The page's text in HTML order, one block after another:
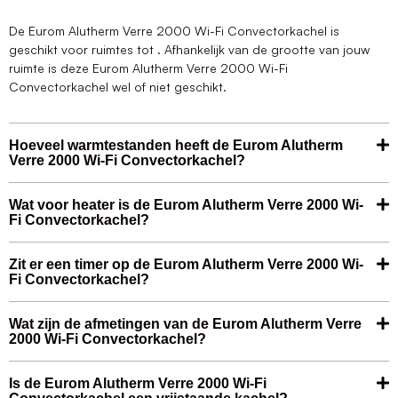
De Eurom Alutherm Verre 2000 Wi-Fi Convectorkachel is
geschikt voor ruimtes tot . Afhankelijk van de grootte van jouw
ruimte is deze Eurom Alutherm Verre 2000 Wi-Fi
Convectorkachel wel of niet geschikt.
Hoeveel warmtestanden heeft de Eurom Alutherm
Verre 2000 Wi-Fi Convectorkachel?
Wat voor heater is de Eurom Alutherm Verre 2000 Wi-
Fi Convectorkachel?
Zit er een timer op de Eurom Alutherm Verre 2000 Wi-
Fi Convectorkachel?
Wat zijn de afmetingen van de Eurom Alutherm Verre
2000 Wi-Fi Convectorkachel?
Is de Eurom Alutherm Verre 2000 Wi-Fi